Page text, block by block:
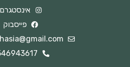
אינסטגרם
פייסבוק